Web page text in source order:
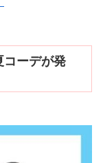
コーデが発